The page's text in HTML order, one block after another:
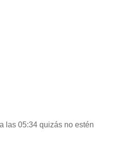
las 05:34 quizás no estén